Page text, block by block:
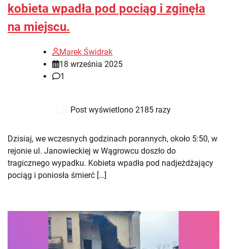
kobieta wpadła pod pociąg i zginęła
na miejscu.
Marek Świdrak
18 września 2025
1
Post wyświetlono 2185 razy
Dzisiaj, we wczesnych godzinach porannych, około 5:50, w
rejonie ul. Janowieckiej w Wągrowcu doszło do
tragicznego wypadku. Kobieta wpadła pod nadjeżdżający
pociąg i poniosła śmierć […]